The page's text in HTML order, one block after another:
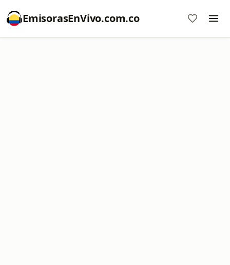
EmisorasEnVivo.com.co